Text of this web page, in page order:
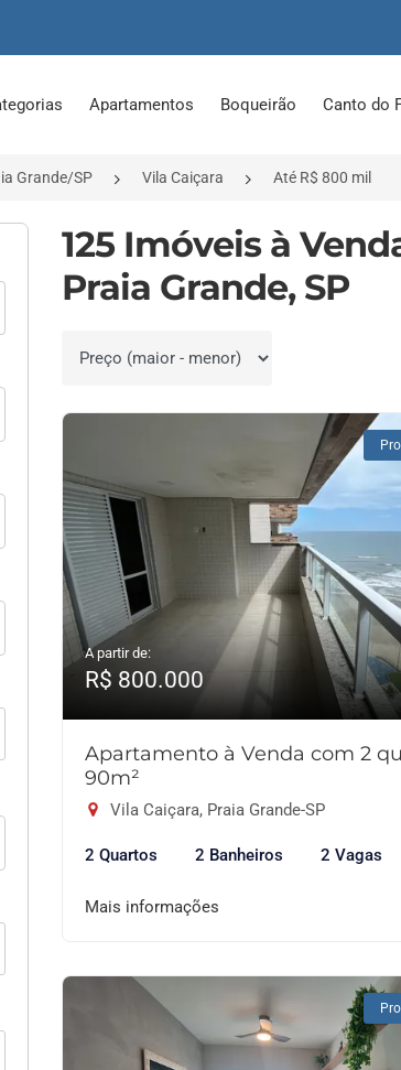
Apartamentos Boqueirão Canto do
Grande/SP Vila Caiçara Até R$ 800 mil
125 Imóveis à
Praia Grande, SP
Ordenar por
A partir de:
R$ 800.000
Apartamento à Venda com 2
90m²
Vila Caiçara, Praia Grande-SP
2 Quartos 2 Banheiros 2 Vagas
Mais informações